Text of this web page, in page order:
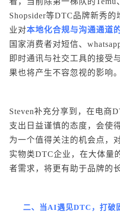
Shopsider等DTC品牌新秀
业对本地化合规与沟通通道
国家消费者对短信、
即时通讯与社交工具的接受
果也将产生不容忽视的影响。
Steven补充分享到，在电商
支出日益谨慎的态度，会使
为一个值得关注的机会点，
实物类DTC企业，在大体量
者需求，将更有助于品牌的
二、当AI遇见DTC， 打破